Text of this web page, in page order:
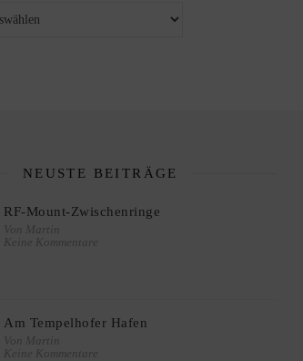
NEUSTE BEITRÄGE
RF-Mount-Zwischenringe
Von Martin
Keine Kommentare
Am Tempelhofer Hafen
Von Martin
Keine Kommentare